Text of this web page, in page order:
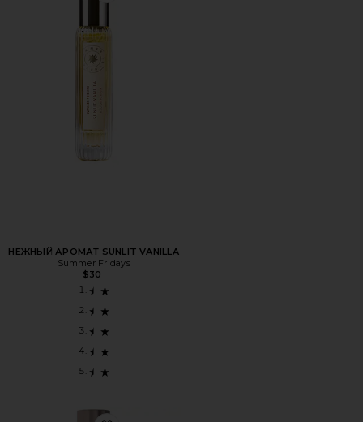
НЕЖНЫЙ АРОМАТ SUNLIT VANILLA
Summer Fridays
$30